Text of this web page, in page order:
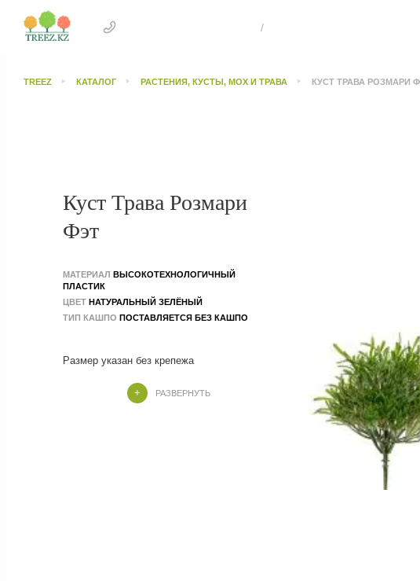
/
TREEZ КАТАЛОГ РАСТЕНИЯ, КУСТЫ, МОХ И ТРАВА КУСТ ТРАВА РОЗМАРИ
Куст Трава Розмари
Фэт
МАТЕРИАЛ ВЫСОКОТЕХНОЛОГИЧНЫЙ
ПЛАСТИК
ЦВЕТ НАТУРАЛЬНЫЙ ЗЕЛЁНЫЙ
ТИП КАШПО ПОСТАВЛЯЕТСЯ БЕЗ КАШПО
Высота ножки - 5 см.РАЗВЕРНУТЬ